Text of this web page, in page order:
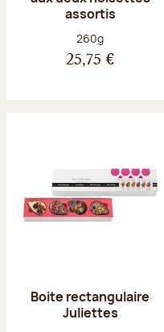
assortis
Poids net :
260g
25,75 €
Boite rectangulaire
Juliettes